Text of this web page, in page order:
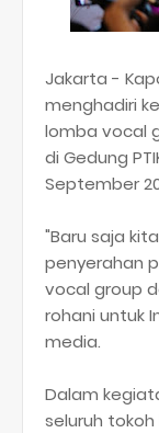
Jakarta -
menghadiri
lomba vocal
di Gedung
September
"Baru saja
penyerahan
vocal group
rohani untuk
media.
Dalam
seluruh